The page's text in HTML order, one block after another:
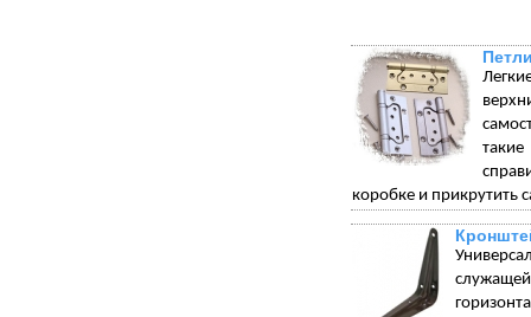
коробке и прикрутить